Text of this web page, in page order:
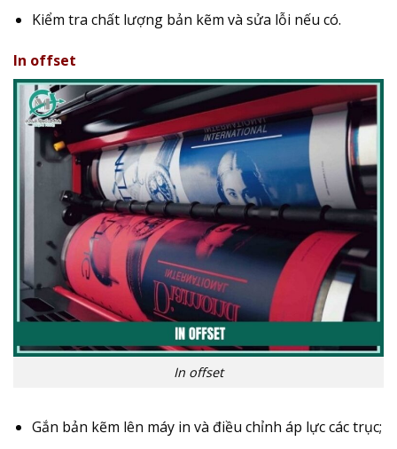
Kiểm tra chất lượng bản kẽm và sửa lỗi nếu có.
In offset
In offset
Gắn bản kẽm lên máy in và điều chỉnh áp lực các trục;